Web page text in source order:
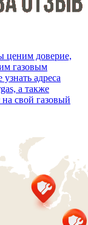
ценим доверие,
газовым
адреса
а также
свой газовый